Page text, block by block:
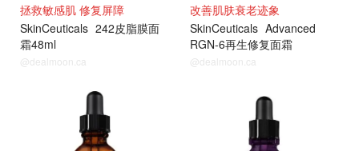
拯救敏感肌 修复屏障
SkinCeuticals 242皮脂膜面
霜48ml
@dealmoon.ca
改善肌肤衰老迹象
SkinCeuticals Advanced
RGN-6再生修复面霜
@dealmoon.ca